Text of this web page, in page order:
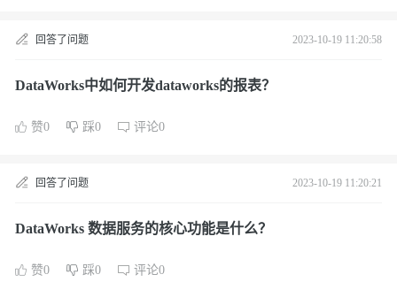
回答了问题 2023-10-19 11:20:58
DataWorks中如何开发dataworks的报表？
赞0 踩0 评论0
回答了问题 2023-10-19 11:20:21
DataWorks 数据服务的核心功能是什么？
赞0 踩0 评论0